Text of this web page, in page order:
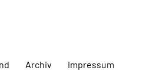
Archiv Impressum